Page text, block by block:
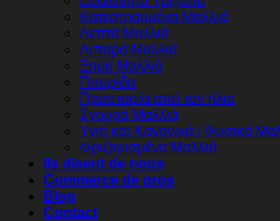
Κατεστραμμένα Μαλλιά
Λεπτά Μαλλιά
Λιπαρά Μαλλιά
Ξηρά Μαλλιά
Πιτυρίδα
Προστασία από τον ήλιο
Σγουρά Μαλλιά
Υγιή και Κανονικά / Φυσικά
Φριζαρισμένα Μαλλιά
Ils disent de nous
Commerce de gros
Blog
Contact